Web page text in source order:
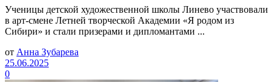
Ученицы детской художественной школы Линево участвовали
в арт-смене Летней творческой Академии «Я родом из
Сибири» и стали призерами и дипломантами ...
от Анна Зубарева
25.06.2025
0